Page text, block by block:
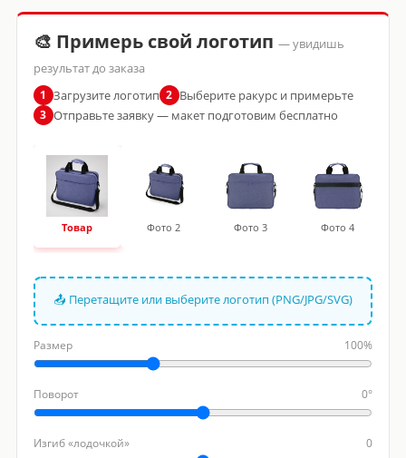
🎨 Примерь свой логотип — увидишь
результат до заказа
1 Загрузите логотип 2 Выберите ракурс и примерьте
3 Отправьте заявку — макет подготовим бесплатно
Товар Фото 2 Фото 3 Фото 4
📤 Перетащите или выберите логотип (PNG/JPG/SVG)
Размер 100%
Поворот 0°
Изгиб «лодочкой» 0